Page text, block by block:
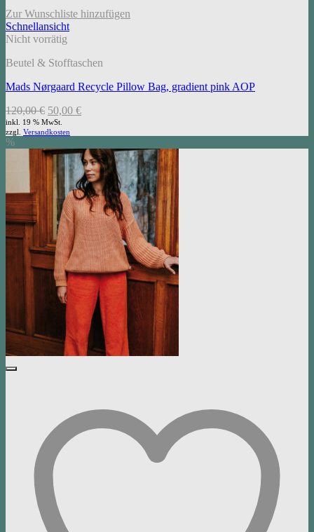
Zur Wunschliste hinzufügen
Schnellansicht
Nicht vorrätig
Beutel & Stofftaschen
Mads Nørgaard Recycle Pillow Bag, gradient pink AOP
120,00€ Ursprünglicher
Preis
war:
120,00 €
50,00 €Aktueller
ist:
50,00 €.
inkl. 19 % MwSt.
zzgl. Versandkosten
%